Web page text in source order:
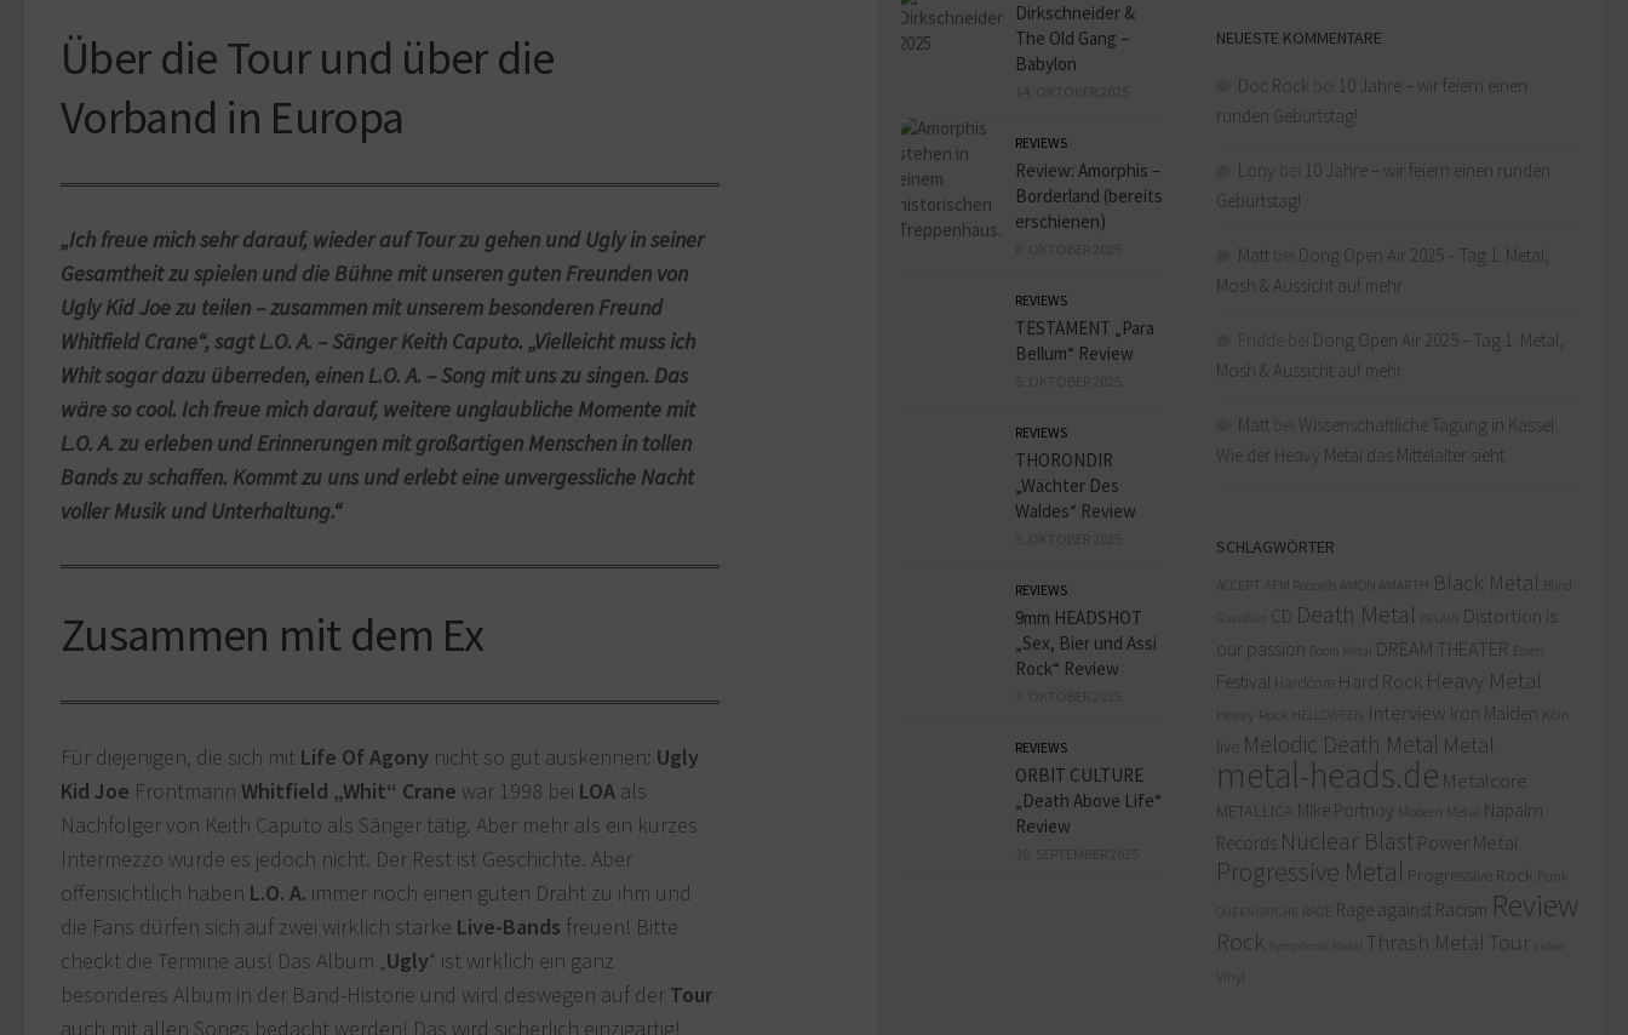
Über die Tour und über die
Vorband in Europa
„Ich freue mich sehr darauf, wieder auf Tour zu gehen und Ugly in seiner
Gesamtheit zu spielen und die Bühne mit unseren guten Freunden von
Ugly Kid Joe zu teilen – zusammen mit unserem besonderen Freund
Whitfield Crane“, sagt L.O. A. – Sänger Keith Caputo. „Vielleicht muss ich
Whit sogar dazu überreden, einen L.O. A. – Song mit uns zu singen. Das
wäre so cool. Ich freue mich darauf, weitere unglaubliche Momente mit
L.O. A. zu erleben und Erinnerungen mit großartigen Menschen in tollen
Bands zu schaffen. Kommt zu uns und erlebt eine unvergessliche Nacht
voller Musik und Unterhaltung.“
Zusammen mit dem Ex
Für diejenigen, die sich mit Life Of Agony nicht so gut auskennen: Ugly
Kid Joe Frontmann Whitfield „Whit“ Crane war 1998 bei LOA als
Nachfolger von Keith Caputo als Sänger tätig. Aber mehr als ein kurzes
Intermezzo wurde es jedoch nicht. Der Rest ist Geschichte. Aber
offensichtlich haben L.O. A. immer noch einen guten Draht zu ihm und
die Fans dürfen sich auf zwei wirklich starke Live-Bands freuen! Bitte
checkt die Termine aus! Das Album „Ugly“ ist wirklich ein ganz
besonderes Album in der Band-Historie und wird deswegen auf der Tour
auch mit allen Songs bedacht werden! Das wird sicherlich einzigartig!
NEUESTE KOMMENTARE
Doc Rock
10 Jahre – wir feiern einen
runden Geburtstag!
Lony
10 Jahre – wir feiern einen runden
Geburtstag!
Matt
Dong Open Air 2025 – Tag 1: Metal,
Mosh & Aussicht auf mehr
Dong Open Air 2025 – Tag 1: Metal,
Mosh & Aussicht auf mehr
Matt
Wissenschaftliche Tagung in Kassel:
Wie der Heavy Metal das Mittelalter sieht
SCHLAGWÖRTER
ACCEPT AFM Records AMON AMARTH Black Metal
Blind
CD Death Metal
Distortion is
our passion
Doom Metal DREAM THEATER
Festival Hardcore Hard Rock Heavy Metal
Heavy Rock HELLOWEEN Interview Iron Maiden Köln
live Melodic Death Metal Metal
metal-heads.de Metalcore
METALLICA MIke Portnoy Modern Metal
Napalm
Records Nuclear Blast Power Metal
Progressive Metal Progressive Rock Punk
RAGE Rage against Racism Review
Rock Symphonic Metal Thrash Metal Tour Video
Dirkschneider &
The Old Gang –
Babylon
REVIEWS
Review: Amorphis –
Borderland (bereits
erschienen)
REVIEWS
TESTAMENT „Para
Bellum“ Review
REVIEWS
THORONDIR
„Wächter Des
Waldes“ Review
REVIEWS
9mm HEADSHOT
„Sex, Bier und Assi
Rock“ Review
REVIEWS
ORBIT CULTURE
„Death Above Life“
Review